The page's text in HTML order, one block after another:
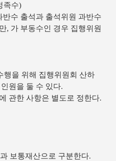
족수)
수 출석과 출석위원 과반수
, 가 부동수인 경우 집행위원
을 위해 집행위원회 산하
원을 둘 수 있다.
관한 사항은 별도로 정한다.
보통재산으로 구분한다.